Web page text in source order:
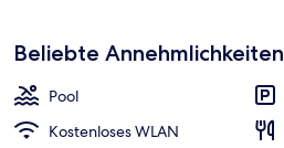
Beliebte Annehmlichkeiten
Pool
Kostenloses WLAN